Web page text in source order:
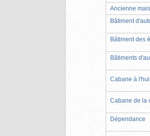
Ancienne
Bâtiment
Bâtiment des
Bâtiments
Cabane à
Cabane de la
Dépendance